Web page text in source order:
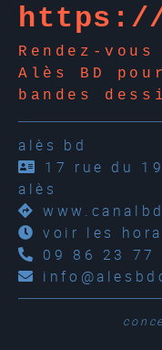
https://
Rendez-
Alès BD
bandes
alès bd
17 rue du
alès
voir les
09 86 23 77